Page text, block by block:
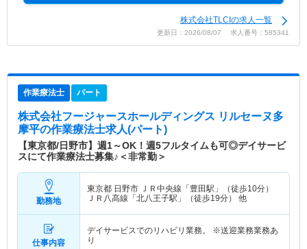
株式会社TLCIの求人一覧
更新日：2026/08/07 求人番号：585341
作業療法士 パート
株式会社フージャースホールディングス リルセーヌ多
摩平の作業療法士求人(パート)
【東京都/日野市】週1～OK！週5フルタイムも可◎デイサービ
スにて作業療法士募集♪＜非常勤＞
勤務地
東京都 日野市 ＪＲ中央線「豊田駅」（徒歩10分）
ＪＲ八高線「北八王子駅」（徒歩19分） 他
仕事内容
デイサービスでのリハビリ業務。 ※送迎業務業務あ
り